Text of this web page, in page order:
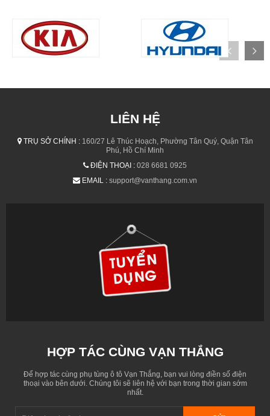
LIÊN HỆ
TRỤ SỞ CHÍNH :160/27 Lê Thúc Hoạch, Phường Tân Quý, Quận Tân
Phú, Hồ Chí Minh
ĐIỆN THOẠI : 028 6681 0925
EMAIL : support@vanthang.com.vn
HỢP TÁC CÙNG VẠN THẮNG
Để hợp tác cùng phụ tùng ô tô Vạn Thắng, bạn vui lòng điền số điện
thoại vào bên dưới. Chúng tôi sẽ liên hệ với bạn trong thời gian sớm
nhất.